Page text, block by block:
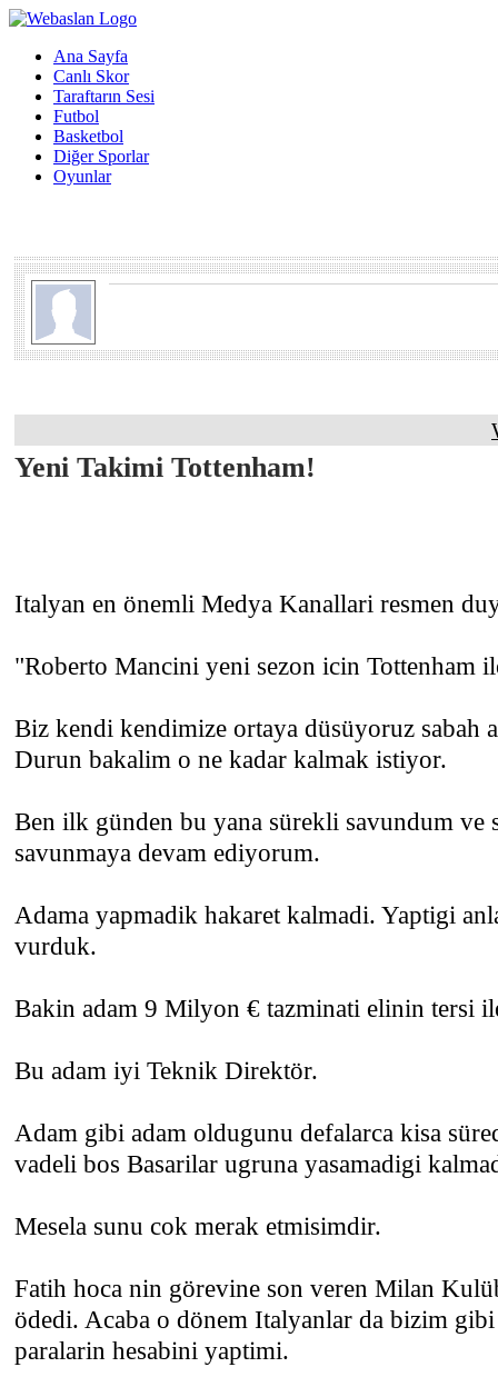
Ana Sayfa
Canlı Skor
Taraftarın Sesi
Futbol
Basketbol
Diğer Sporlar
Oyunlar
Yeni Takimi Tottenham!
Italyan en önemli Medya Kanallari resmen
"Roberto Mancini yeni sezon icin Tottenham
Biz kendi kendimize ortaya düsüyoruz sabah
Durun bakalim o ne kadar kalmak istiyor.
Ben ilk günden bu yana sürekli savundum ve
savunmaya devam ediyorum.
Adama yapmadik hakaret kalmadi. Yaptigi
vurduk.
Bakin adam 9 Milyon € tazminati elinin tersi
Bu adam iyi Teknik Direktör.
Adam gibi adam oldugunu defalarca kisa
vadeli bos Basarilar ugruna yasamadigi
Mesela sunu cok merak etmisimdir.
Fatih hoca nin görevine son veren Milan
ödedi. Acaba o dönem Italyanlar da bizim
paralarin hesabini yaptimi.